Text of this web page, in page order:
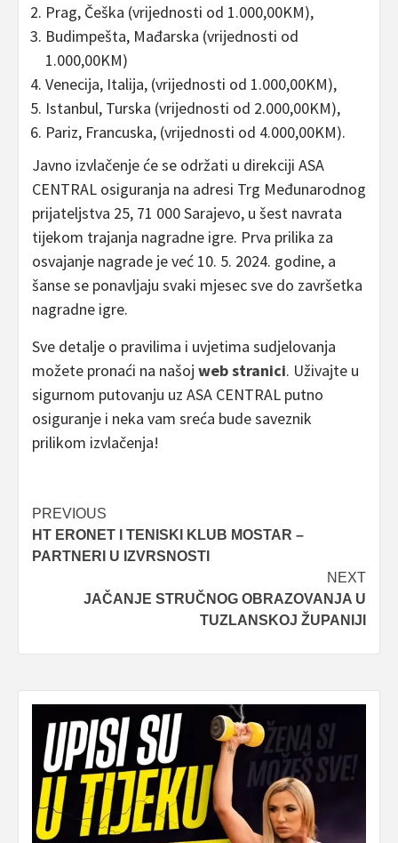
Prag, Češka (vrijednosti od 1.000,00KM),
Budimpešta, Mađarska (vrijednosti od
1.000,00KM)
Venecija, Italija, (vrijednosti od 1.000,00KM),
Istanbul, Turska (vrijednosti od 2.000,00KM),
Pariz, Francuska, (vrijednosti od 4.000,00KM).
Javno izvlačenje će se održati u direkciji ASA
CENTRAL osiguranja na adresi Trg Međunarodnog
prijateljstva 25, 71 000 Sarajevo, u šest navrata
tijekom trajanja nagradne igre. Prva prilika za
osvajanje nagrade je već 10. 5. 2024. godine, a
šanse se ponavljaju svaki mjesec sve do završetka
nagradne igre.
Sve detalje o pravilima i uvjetima sudjelovanja
možete pronaći na našoj web stranici. Uživajte u
sigurnom putovanju uz ASA CENTRAL putno
osiguranje i neka vam sreća bude saveznik
prilikom izvlačenja!
Post
navigation
PREVIOUS
HT ERONET I TENISKI KLUB MOSTAR –
PARTNERI U IZVRSNOSTI
NEXT
JAČANJE STRUČNOG OBRAZOVANJA U
TUZLANSKOJ ŽUPANIJI